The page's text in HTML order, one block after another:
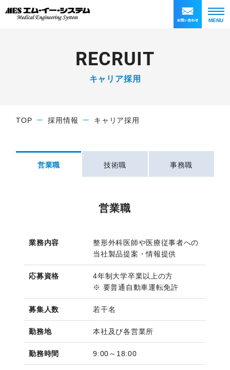
MENU
RECRUIT
キャリア採用
TOP 採用情報 キャリア採用
営業職 技術職 事務職
営業職
業務内容
整形外科医師や医療従事者への
当社製品提案・情報提供
応募資格
4年制大学卒業以上の方
※ 要普通自動車運転免許
募集人数 若干名
勤務地 本社及び各営業所
勤務時間 9:00～18:00